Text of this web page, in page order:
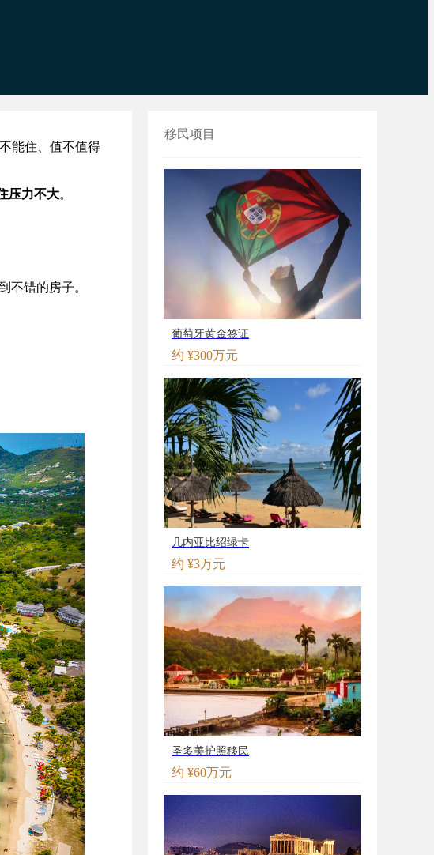
能住、值不值得
压力不大。
错的房子。
移民项目
葡萄牙黄金签证
约 ¥300万元
几内亚比绍绿卡
约 ¥3万元
圣多美护照移民
约 ¥60万元